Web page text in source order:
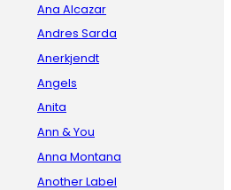
Ana Alcazar
Andres Sarda
Anerkjendt
Angels
Anita
Ann & You
Anna Montana
Another Label